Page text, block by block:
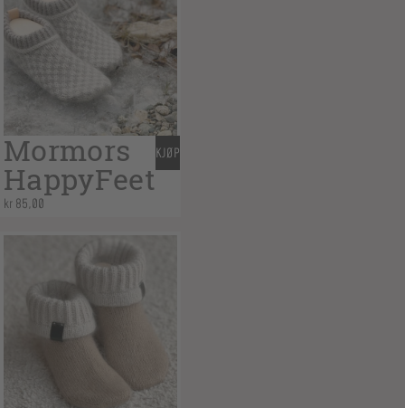
Mormors
HappyFeet
kr 85,00
KJØP